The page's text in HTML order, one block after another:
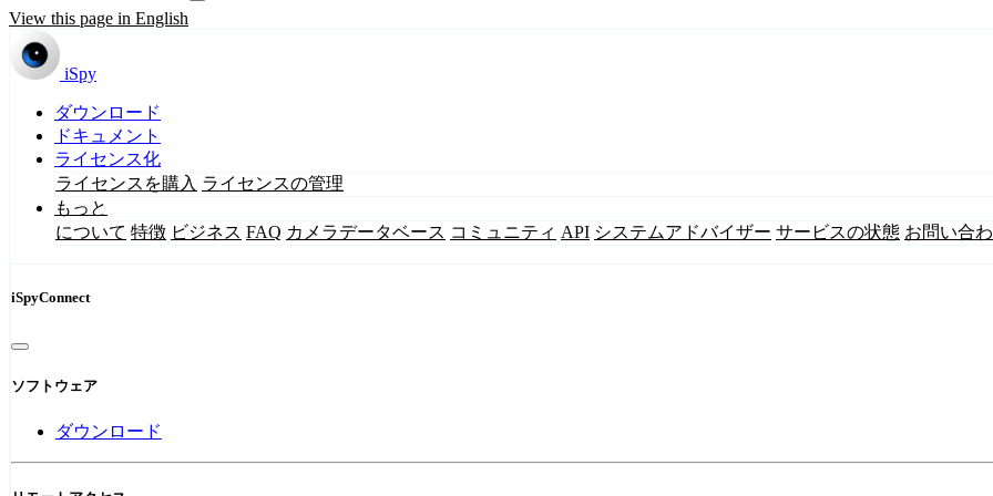
View this page in English
iSpy
ダウンロード
ドキュメント
ライセンス化
ライセンスを購入 ライセンスの管理
もっと
について 特徴 ビジネス FAQ カメラデータベース コミュニティ API システムアドバイザー サービスの状態 お問い合
iSpyConnect
ソフトウェア
ダウンロード